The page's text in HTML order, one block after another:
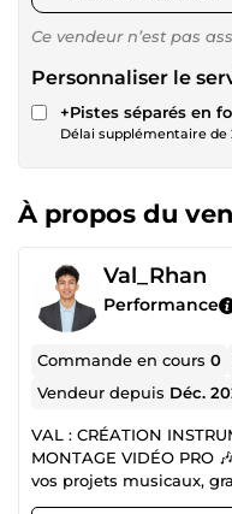
Ce vendeur n’est pas
Personnaliser le
+Pistes séparés en
Délai supplémentaire de
À propos du
Val_Rhan
Performance
Commande en cours0
Vendeur depuis Déc.
VAL : CRÉATION
MONTAGE VIDÉO PRO
vos projets musicaux,
m'appelle Val,